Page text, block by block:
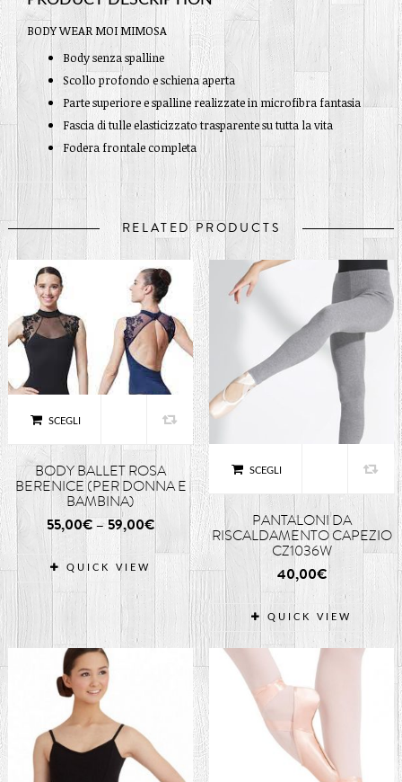
BODY WEAR MOI MIMOSA
Body senza spalline
Scollo profondo e schiena aperta
Parte superiore e spalline realizzate in microfibra fantasia
Fascia di tulle elasticizzato trasparente su tutta la vita
Fodera frontale completa
RELATED PRODUCTS
SCEGLI
BODY BALLET ROSA
BERENICE (PER DONNA E
BAMBINA)
55,00€–59,00€
QUICK VIEW
SCEGLI
PANTALONI DA
RISCALDAMENTO CAPEZIO
CZ1036W
40,00€
QUICK VIEW